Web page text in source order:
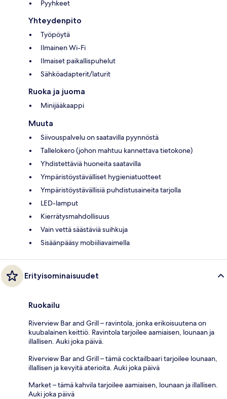
Pyyhkeet
Yhteydenpito
Työpöytä
Ilmainen Wi-Fi
Ilmaiset paikallispuhelut
Sähköadapterit/laturit
Ruoka ja juoma
Minijääkaappi
Muuta
Siivouspalvelu on saatavilla pyynnöstä
Tallelokero (johon mahtuu kannettava tietokone)
Yhdistettäviä huoneita saatavilla
Ympäristöystävälliset hygieniatuotteet
Ympäristöystävällisiä puhdistusaineita tarjolla
LED-lamput
Kierrätysmahdollisuus
Vain vettä säästäviä suihkuja
Sisäänpääsy mobiiliavaimella
Erityisominaisuudet
Ruokailu
Riverview Bar and Grill – ravintola, jonka erikoisuutena on
kuubalainen keittiö. Ravintola tarjoilee aamiaisen, lounaan ja
illallisen. Auki joka päivä.
Riverview Bar and Grill – tämä cocktailbaari tarjoilee lounaan,
illallisen ja kevyitä aterioita. Auki joka päivä
Market – tämä kahvila tarjoilee aamiaisen, lounaan ja illallisen.
Auki joka päivä